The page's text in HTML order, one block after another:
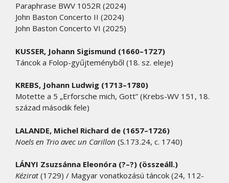
Paraphrase BWV 1052R (2024)
John Baston Concerto II (2024)
John Baston Concerto VI (2025)
KUSSER, Johann Sigismund (1660–1727)
Táncok a Folop-gyűjteményből (18. sz. eleje)
KREBS, Johann Ludwig (1713–1780)
Motette a 5 „Erforsche mich, Gott” (Krebs-WV 151, 18.
század második fele)
LALANDE, Michel Richard de (1657–1726)
Noels en Trio avec un Carillon (S.173.24, c. 1740)
LÁNYI Zsuzsánna Eleonóra (?–?) (összeáll.)
Kézirat(1729) / Magyar vonatkozású táncok (24, 112-